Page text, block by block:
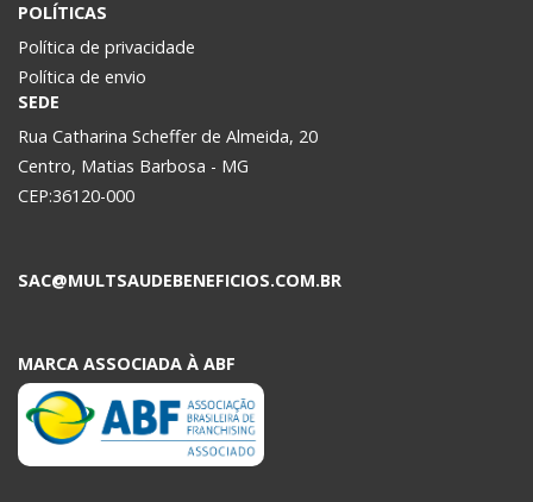
POLÍTICAS
Política de privacidade
Política de envio
SEDE
Rua Catharina Scheffer de Almeida, 20
Centro, Matias Barbosa - MG
CEP:36120-000
SAC@MULTSAUDEBENEFICIOS.COM.BR
MARCA ASSOCIADA À ABF